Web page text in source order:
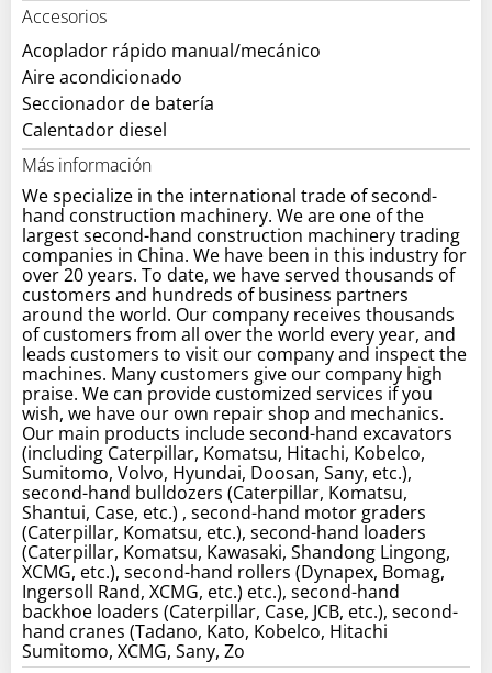
Accesorios
Acoplador rápido manual/mecánico
Aire acondicionado
Seccionador de batería
Calentador diesel
Más información
We specialize in the international trade of second-
hand construction machinery. We are one of the
largest second-hand construction machinery trading
companies in China. We have been in this industry for
over 20 years. To date, we have served thousands of
customers and hundreds of business partners
around the world. Our company receives thousands
of customers from all over the world every year, and
leads customers to visit our company and inspect the
machines. Many customers give our company high
praise. We can provide customized services if you
wish, we have our own repair shop and mechanics.
Our main products include second-hand excavators
(including Caterpillar, Komatsu, Hitachi, Kobelco,
Sumitomo, Volvo, Hyundai, Doosan, Sany, etc.),
second-hand bulldozers (Caterpillar, Komatsu,
Shantui, Case, etc.) , second-hand motor graders
(Caterpillar, Komatsu, etc.), second-hand loaders
(Caterpillar, Komatsu, Kawasaki, Shandong Lingong,
XCMG, etc.), second-hand rollers (Dynapex, Bomag,
Ingersoll Rand, XCMG, etc.) etc.), second-hand
backhoe loaders (Caterpillar, Case, JCB, etc.), second-
hand cranes (Tadano, Kato, Kobelco, Hitachi
Sumitomo, XCMG, Sany, Zo